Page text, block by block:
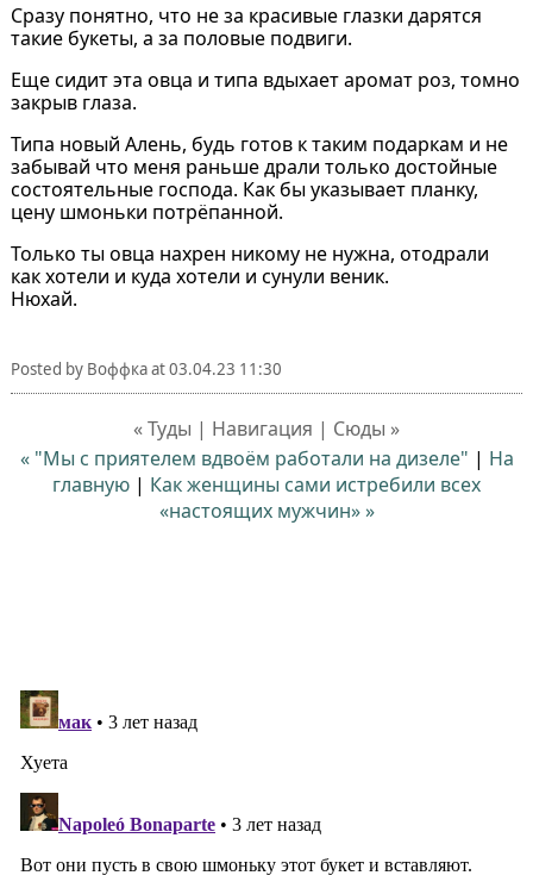
Сразу понятно, что не за красивые глазки дарятся
такие букеты, а за половые подвиги.
Еще сидит эта овца и типа вдыхает аромат роз, томно
закрыв глаза.
Типа новый Алень, будь готов к таким подаркам и не
забывай что меня раньше драли только достойные
состоятельные господа. Как бы указывает планку,
цену шмоньки потрёпанной.
Только ты овца нахрен никому не нужна, отодрали
как хотели и куда хотели и сунули веник.
Нюхай.
Posted by Воффкаat03.04.23 11:30
« Туды | Навигация | Сюды »
« "Мы с приятелем вдвоём работали на дизеле" | На
главную | Как женщины сами истребили всех
«настоящих мужчин» »